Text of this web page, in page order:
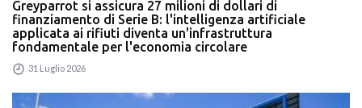
Greyparrot si assicura 27 milioni di dollari di
finanziamento di Serie B: l'intelligenza artificiale
applicata ai rifiuti diventa un'infrastruttura
fondamentale per l'economia circolare
31 Luglio 2026